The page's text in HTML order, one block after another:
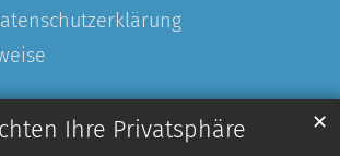
Ihre Privatsphäre ✕